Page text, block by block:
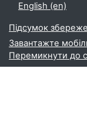
English ‎(en)‎
Підсумок
Завантажте
Перемикнути до